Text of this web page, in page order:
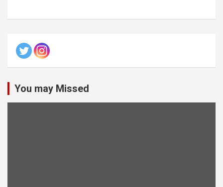
You may Missed